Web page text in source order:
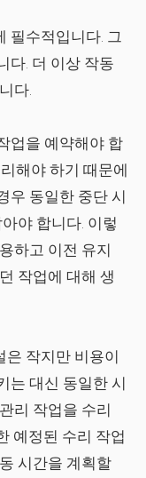
필수적입니다. 그
다. 더 이상 작동
다.
업을 예약해야 합
해야 하기 때문에
우 동일한 중단 시
야 합니다. 이렇
하고 이전 유지
작업에 대해 생
은 작지만 비용이
는 대신 동일한 시
리 작업을 수리
예정된 수리 작업
시간을 계획할